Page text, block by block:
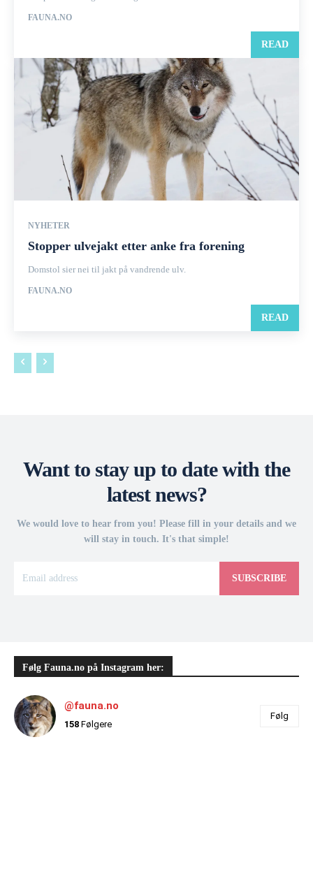
FAUNA.NO
READ
NYHETER
Stopper ulvejakt etter anke fra forening
Domstol sier nei til jakt på vandrende ulv.
FAUNA.NO
READ
Want to stay up to date with the
latest news?
We would love to hear from you! Please fill in your details and we
will stay in touch. It's that simple!
SUBSCRIBE
Følg Fauna.no på Instagram her:
@fauna.no
158 Følgere
Følg